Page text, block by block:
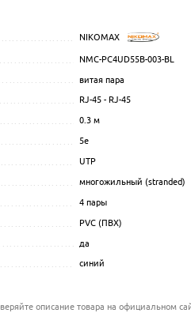
NIKOMAX
NMC-PC4UD55B-003-BL
витая пара
RJ-45 - RJ-45
0.3м
5e
UTP
многожильный (stranded)
4 пары
PVC (ПВХ)
да
синий
описание товара на официальном